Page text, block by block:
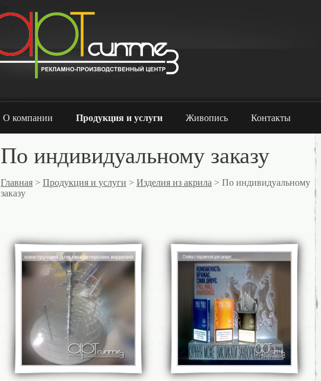
О компании Продукция и услуги Живопись Контакты
По индивидуальному заказу
Главная > Продукция и услуги > Изделия из акрила > По индивидуальному
заказу